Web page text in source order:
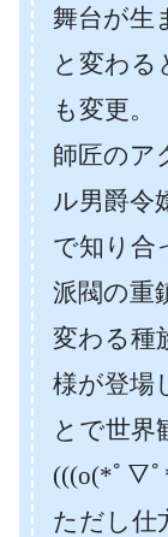
舞台が生
と変わる
も変更。
師匠のア
ル男爵令
で知り合
派閥の重
変わる種
様が登場
とで世界
(((o(*ﾟ▽ﾟ
ただし仕